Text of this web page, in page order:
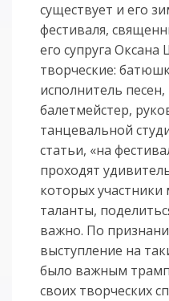
существует и его
фестиваля,
его супруга
творческие:
исполнитель
балетмейстер,
танцевальной
статьи, «на
проходят
которых участники
таланты,
важно. По
выступление на
было важным
своих творческих